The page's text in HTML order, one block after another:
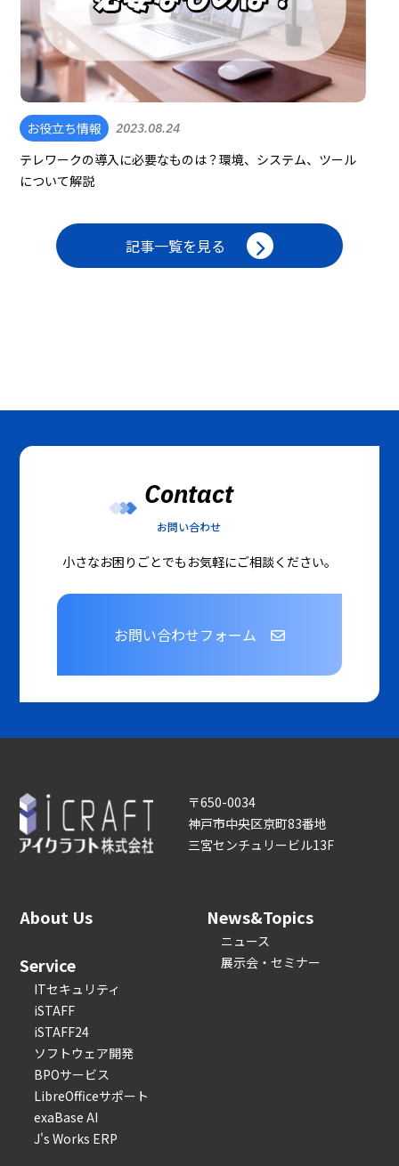
お役立ち情報 2023.08.24
テレワークの導入に必要なものは？環境、システム、ツール
について解説
記事一覧を見る
Contact
お問い合わせ
小さなお困りごとでもお気軽にご相談ください。
お問い合わせフォーム
〒650-0034
神戸市中央区京町83番地
三宮センチュリービル13F
About Us
Service
ITセキュリティ
iSTAFF
iSTAFF24
ソフトウェア開発
BPOサービス
LibreOfficeサポート
exaBase AI
J's Works ERP
News&Topics
ニュース
展示会・セミナー